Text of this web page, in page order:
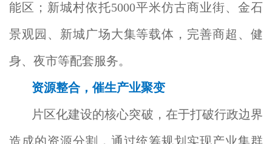
能区；新城村依托5000平米仿古商业街、金石
景观园、新城广场大集等载体，完善商超、健
身、夜市等配套服务。
资源整合，催生产业聚变
片区化建设的核心突破，在于打破行政边界
造成的资源分割，通过统筹规划实现产业集群